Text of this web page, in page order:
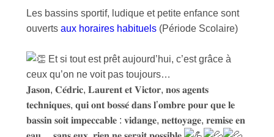
Les bassins sportif, ludique et petite enfance sont
ouverts aux horaires habituels (Période Scolaire)
Et si tout est prêt aujourd’hui, c’est grâce à
ceux qu’on ne voit pas toujours…
𝐉𝐚𝐬𝐨𝐧, 𝐂𝐞́𝐝𝐫𝐢𝐜, 𝐋𝐚𝐮𝐫𝐞𝐧𝐭 𝐞𝐭 𝐕𝐢𝐜𝐭𝐨𝐫, 𝐧𝐨𝐬 𝐚𝐠𝐞𝐧𝐭𝐬
𝐭𝐞𝐜𝐡𝐧𝐢𝐪𝐮𝐞𝐬, 𝐪𝐮𝐢 𝐨𝐧𝐭 𝐛𝐨𝐬𝐬𝐞́ 𝐝𝐚𝐧𝐬 𝐥’𝐨𝐦𝐛𝐫𝐞 𝐩𝐨𝐮𝐫 𝐪𝐮𝐞 𝐥𝐞
𝐛𝐚𝐬𝐬𝐢𝐧 𝐬𝐨𝐢𝐭 𝐢𝐦𝐩𝐞𝐜𝐜𝐚𝐛𝐥𝐞 : 𝐯𝐢𝐝𝐚𝐧𝐠𝐞, 𝐧𝐞𝐭𝐭𝐨𝐲𝐚𝐠𝐞, 𝐫𝐞𝐦𝐢𝐬𝐞 𝐞𝐧